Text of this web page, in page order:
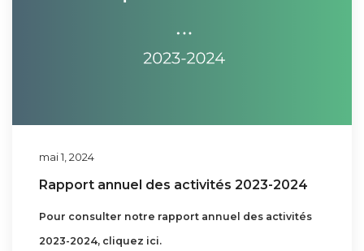
mai 1, 2024
Rapport annuel des activités 2023-2024
Pour consulter notre rapport annuel des activités
2023-2024, cliquez ici.